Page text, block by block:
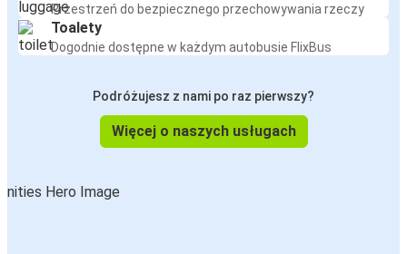
Przestrzeń do bezpiecznego przechowywania rzeczy
Toalety
Dogodnie dostępne w każdym autobusie FlixBus
Podróżujesz z nami po raz pierwszy?
Więcej o naszych usługach